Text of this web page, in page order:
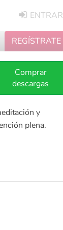
ENTRAR
REGÍSTRATE
Comprar
descargas
y
plena.